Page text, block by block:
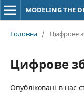
MODELING THE
Головна / Цифрове
Цифрове
Опубліковані в нас